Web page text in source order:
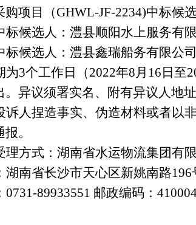
项目（GHWL-JF-2234)中标候
标候选人：澧县顺阳水上服务有
标候选人：澧县鑫瑞船务有限公司
为3个工作日（2022年8月16日至
。异议须署实名、附有异议人地
诉人捏造事实、伪造材料或者以
。
理方式：湖南省水运物流集团有
湖南省长沙市天心区新姚南路196
0731-89933551 邮政编码：